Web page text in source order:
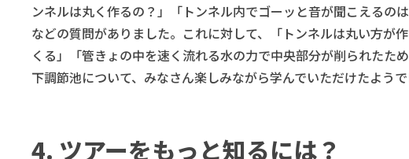
ンネルは丸く作るの？」「トンネル内でゴーッと音が聞こえるの
などの質問がありました。これに対して、「トンネルは丸い方が
くる」「管きょの中を速く流れる水の力で中央部分が削られた
下調節池について、みなさん楽しみながら学んでいただけたようで
4. ツアーをもっと知るには？